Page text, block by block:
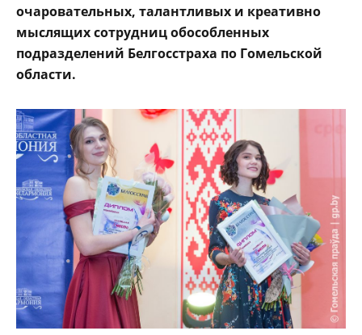
очаровательных, талантливых и креативно
мыслящих сотрудниц обособленных
подразделений Белгосстраха по Гомельской
области.